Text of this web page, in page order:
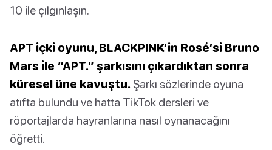
10 ile çılgınlaşın.
APT içki oyunu, BLACKPINK’in Rosé’si Bruno
Mars ile “APT.” şarkısını çıkardıktan sonra
küresel üne kavuştu. Şarkı sözlerinde oyuna
atıfta bulundu ve hatta TikTok dersleri ve
röportajlarda hayranlarına nasıl oynanacağını
öğretti.